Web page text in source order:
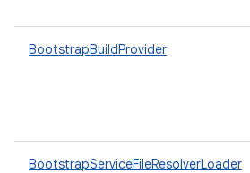
BootstrapBuildProvider
BootstrapServiceFileResolverLoader